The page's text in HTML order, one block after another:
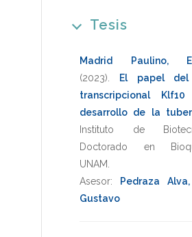
Tesis
Madrid Paulino,
(2023)
El papel
transcripcional
desarrollo de la
Instituto de
Doctorado en
UNAM
Asesor: Pedraza
Gustavo